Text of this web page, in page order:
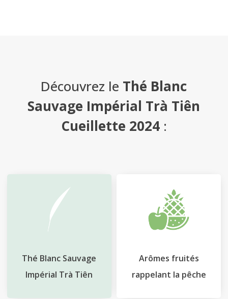
La
Boutique
Contact
Découvrez le Thé Blanc
Sauvage Impérial Trà Tiên
Cueillette 2024:
Thé Blanc Sauvage
Impérial Trà Tiên
Arômes fruités
rappelant la pêche